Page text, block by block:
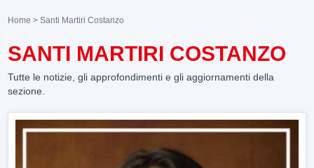
Home > Santi Martiri Costanzo
SANTI MARTIRI COSTANZO
Tutte le notizie, gli approfondimenti e gli aggiornamenti della
sezione.